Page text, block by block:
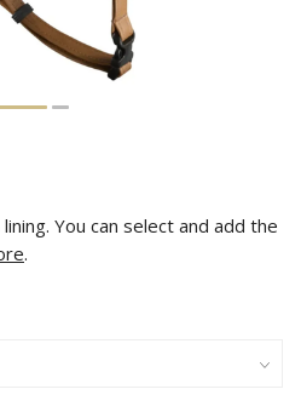
You can select and add the
.